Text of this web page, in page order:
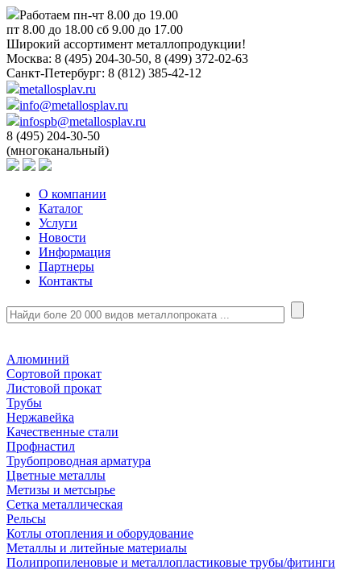
Работаем пн-чт 8.00 до 19.00
пт 8.00 до 18.00 сб 9.00 до 17.00
Широкий ассортимент металлопродукции!
Москва: 8 (495) 204-30-50, 8 (499) 372-02-63
Санкт-Петербург: 8 (812) 385-42-12
metallosplav.ru
info@metallosplav.ru
infospb@metallosplav.ru
8 (495) 204-30-50
(многоканальный)
О компании
Каталог
Услуги
Новости
Информация
Партнеры
Контакты
Алюминий
Сортовой прокат
Листовой прокат
Трубы
Нержавейка
Качественные стали
Профнастил
Трубопроводная арматура
Цветные металлы
Метизы и метсырье
Сетка металлическая
Рельсы
Котлы отопления и оборудование
Металлы и литейные материалы
Полипропиленовые и металлопластиковые трубы/фитинги